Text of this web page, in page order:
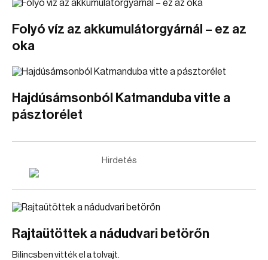
Folyó víz az akkumulátorgyárnál – ez az
oka
Hajdúsámsonból Katmanduba vitte a
pásztorélet
Hirdetés
Rajtaütöttek a nádudvari betörőn
Bilincsben vitték el a tolvajt.